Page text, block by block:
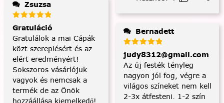
Zsuzsa
Gratuláció
Gratulálok a mai Cápák
közt szereplésért és az
elért eredményért!
Sokszoros vásárlójuk
vagyok és nemcsak a
termék de az Önök
hozzáállása kiemelkedő!
Bernadett
judy8312@gmail.com
Az új festék tényleg
nagyon jól fog, végre a
világos színeket nem kell
2-3x átfesteni. 1-2 szín